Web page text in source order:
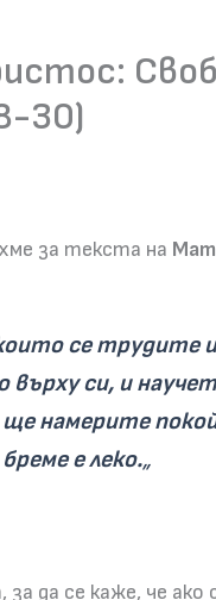
30)
за текста на
се трудите
върху си, и
ще намерите
е леко.„
да се каже, че